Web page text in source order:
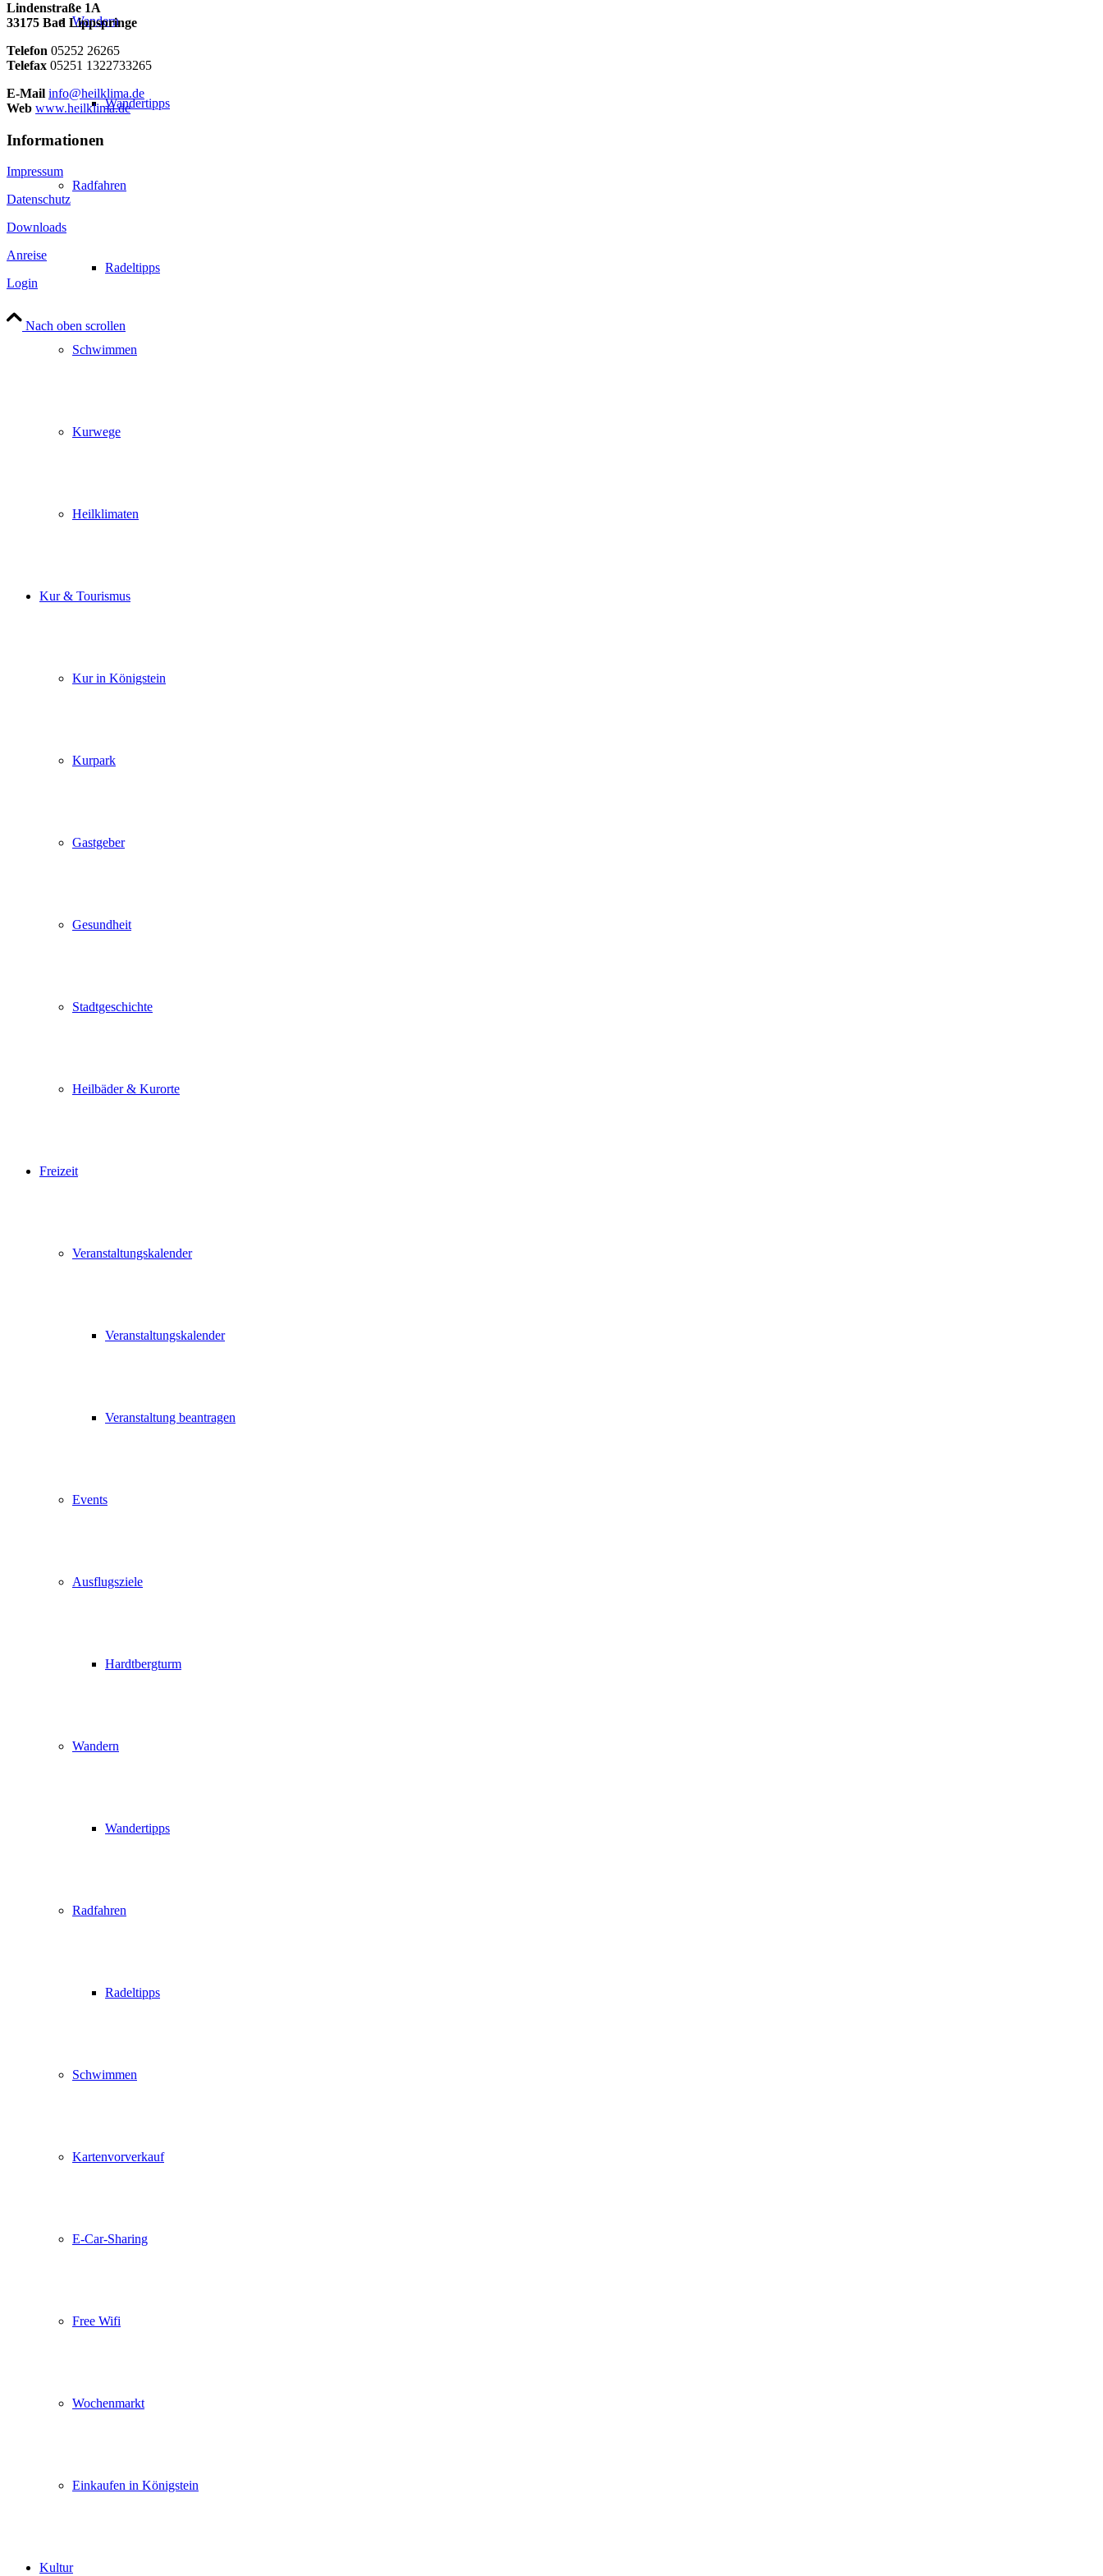
Wandern
Wandertipps
Radfahren
Radeltipps
Schwimmen
Kurwege
Heilklimaten
Kur & Tourismus
Kur in Königstein
Kurpark
Gastgeber
Gesundheit
Stadtgeschichte
Heilbäder & Kurorte
Freizeit
Veranstaltungskalender
Veranstaltungskalender
Veranstaltung beantragen
Events
Ausflugsziele
Hardtbergturm
Wandern
Wandertipps
Radfahren
Radeltipps
Schwimmen
Kartenvorverkauf
E-Car-Sharing
Free Wifi
Wochenmarkt
Einkaufen in Königstein
Kultur
Lindenstraße 1A
33175 Bad Lippspringe
Telefon 05252 26265
Telefax 05251 1322733265
E-Mail info@heilklima.de
Web www.heilklima.de
Informationen
Impressum
Datenschutz
Downloads
Anreise
Login
Nach oben scrollen